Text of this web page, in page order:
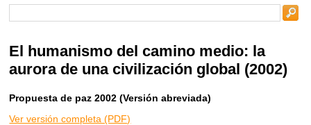
El humanismo del camino medio: la
aurora de una civilización global (2002)
Propuesta de paz 2002 (Versión abreviada)
Ver versión completa (PDF)